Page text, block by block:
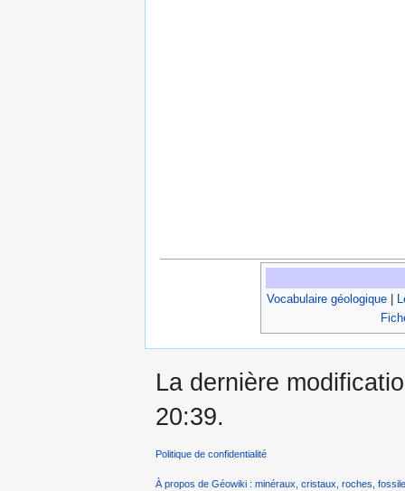
Vocabulaire géologique|
La dernière
20:39.
Politique de confidentialité
À propos de Géowiki : minéraux, cristaux, roches,